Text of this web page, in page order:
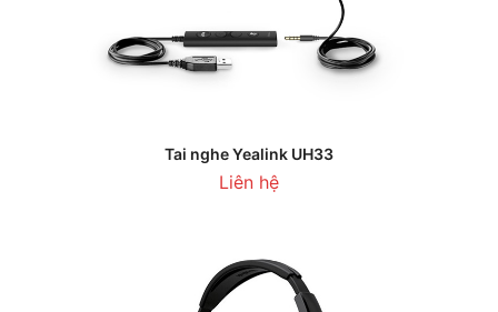
Tai nghe Yealink UH33
Liên hệ